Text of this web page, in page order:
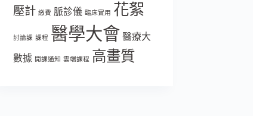
壓計 繳費 脈診儀 臨床實用 花絮
討論課 課程 醫學大會 醫療大
數據 開課通知 雲端課程 高畫質